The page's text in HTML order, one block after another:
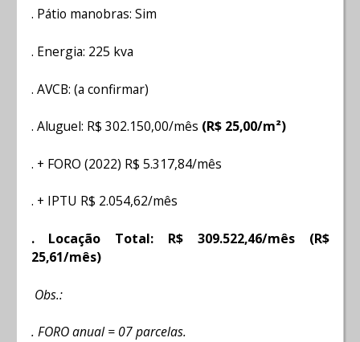
. Pátio manobras: Sim
. Energia: 225 kva
. AVCB: (a confirmar)
. Aluguel: R$ 302.150,00/mês (R$ 25,00/m²)
. + FORO (2022) R$ 5.317,84/mês
. + IPTU R$ 2.054,62/mês
. Locação Total: R$ 309.522,46/mês (R$
25,61/mês)
Obs.:
. FORO anual = 07 parcelas.